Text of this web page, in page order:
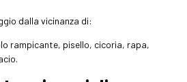
dalla vicinanza di:
rampicante, pisello, cicoria, rapa,